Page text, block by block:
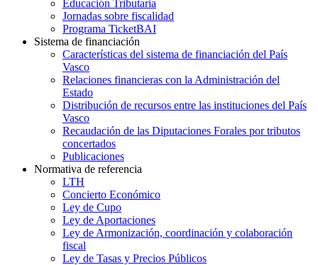
Educación Tributaria
Jornadas sobre fiscalidad
Programa TicketBAI
Sistema de financiación
Características del sistema de financiación del País
Vasco
Relaciones financieras con la Administración del
Estado
Distribución de recursos entre las instituciones del País
Vasco
Recaudación de las Diputaciones Forales por tributos
concertados
Publicaciones
Normativa de referencia
LTH
Concierto Económico
Ley de Cupo
Ley de Aportaciones
Ley de Armonización, coordinación y colaboración
fiscal
Ley de Tasas y Precios Públicos